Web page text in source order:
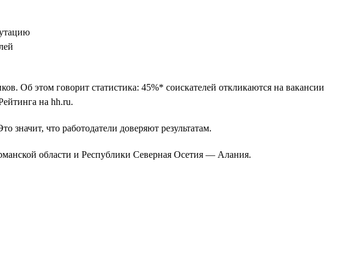
Об этом говорит статистика: 45%* соискателей откликаются на вакансии
на hh.ru.
значит, что работодатели доверяют результатам.
области и Республики Северная Осетия — Алания.